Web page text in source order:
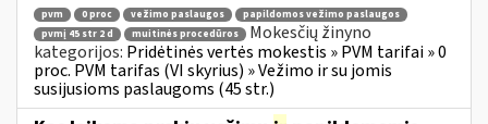
pvm 0 proc vežimo paslaugos
papildomos vežimo paslaugos
pvmį 45 str 2 d
muitinės procedūros
Mokesčių žinyno
kategorijos: Pridėtinės vertės mokestis » PVM tarifai » 0
proc. PVM tarifas (VI skyrius) » Vežimo ir su jomis
susijusioms paslaugoms (45 str.)